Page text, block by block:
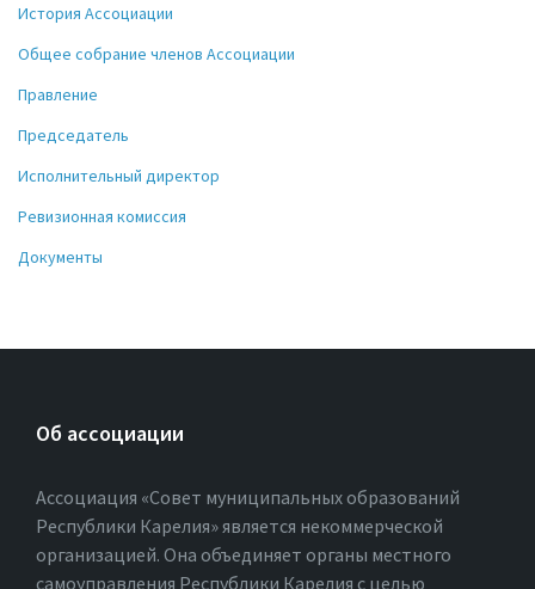
История Ассоциации
Общее собрание членов Ассоциации
Правление
Председатель
Исполнительный директор
Ревизионная комиссия
Документы
Об ассоциации
Ассоциация «Совет муниципальных образований
Республики Карелия» является некоммерческой
организацией. Она объединяет органы местного
самоуправления Республики Карелия с целью